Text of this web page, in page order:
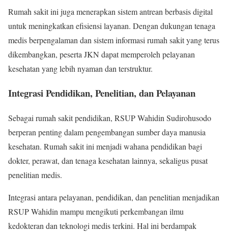
Rumah sakit ini juga menerapkan sistem antrean berbasis digital
untuk meningkatkan efisiensi layanan. Dengan dukungan tenaga
medis berpengalaman dan sistem informasi rumah sakit yang terus
dikembangkan, peserta JKN dapat memperoleh pelayanan
kesehatan yang lebih nyaman dan terstruktur.
Integrasi Pendidikan, Penelitian, dan Pelayanan
Sebagai rumah sakit pendidikan, RSUP Wahidin Sudirohusodo
berperan penting dalam pengembangan sumber daya manusia
kesehatan. Rumah sakit ini menjadi wahana pendidikan bagi
dokter, perawat, dan tenaga kesehatan lainnya, sekaligus pusat
penelitian medis.
Integrasi antara pelayanan, pendidikan, dan penelitian menjadikan
RSUP Wahidin mampu mengikuti perkembangan ilmu
kedokteran dan teknologi medis terkini. Hal ini berdampak